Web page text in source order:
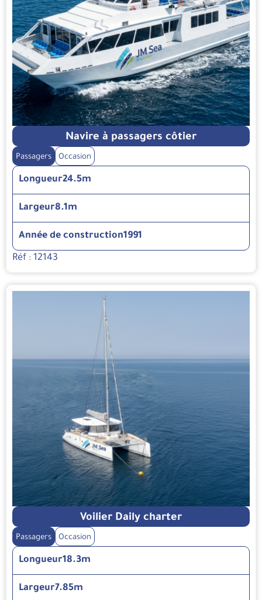
Navire à passagers côtier
Passagers Occasion
Longueur24.5m
Largeur8.1m
Année de construction1991
Réf : 12143
Voilier Daily charter
Passagers Occasion
Longueur18.3m
Largeur7.85m